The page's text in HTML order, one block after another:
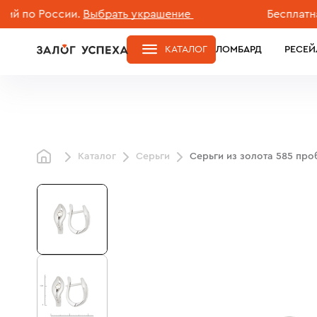
России. Выбрать украшение Бесплатная
ЛОМБАРД
КАТАЛОГ
Каталог Серьги Серьги из золота 585